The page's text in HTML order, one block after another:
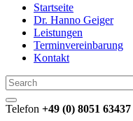
Startseite
Dr. Hanno Geiger
Leistungen
Terminvereinbarung
Kontakt
Telefon +49 (0) 8051 63437